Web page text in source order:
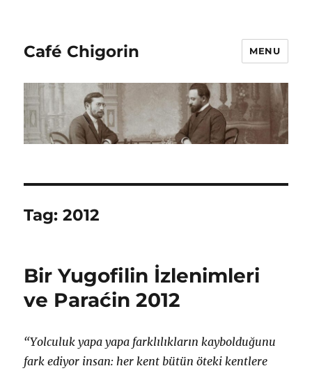
Café Chigorin MENU
Tag:2012
Bir Yugofilin İzlenimleri
ve Paraćin 2012
“Yolculuk yapa yapa farklılıkların kaybolduğunu
fark ediyor insan: her kent bütün öteki kentlere